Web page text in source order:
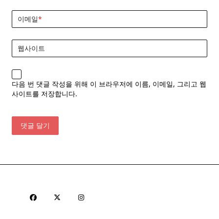
이메일*
웹사이트
다음 번 댓글 작성을 위해 이 브라우저에 이름, 이메일, 그리고 웹
사이트를 저장합니다.